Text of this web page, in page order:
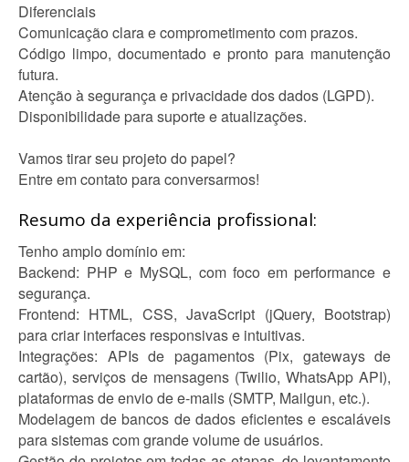
Diferenciais
Comunicação clara e comprometimento com prazos.
Código limpo, documentado e pronto para manutenção
futura.
Atenção à segurança e privacidade dos dados (LGPD).
Disponibilidade para suporte e atualizações.
Vamos tirar seu projeto do papel?
Entre em contato para conversarmos!
Resumo da experiência profissional:
Tenho amplo domínio em:
Backend: PHP e MySQL, com foco em performance e
segurança.
Frontend: HTML, CSS, JavaScript (jQuery, Bootstrap)
para criar interfaces responsivas e intuitivas.
Integrações: APIs de pagamentos (Pix, gateways de
cartão), serviços de mensagens (Twilio, WhatsApp API),
plataformas de envio de e-mails (SMTP, Mailgun, etc.).
Modelagem de bancos de dados eficientes e escaláveis
para sistemas com grande volume de usuários.